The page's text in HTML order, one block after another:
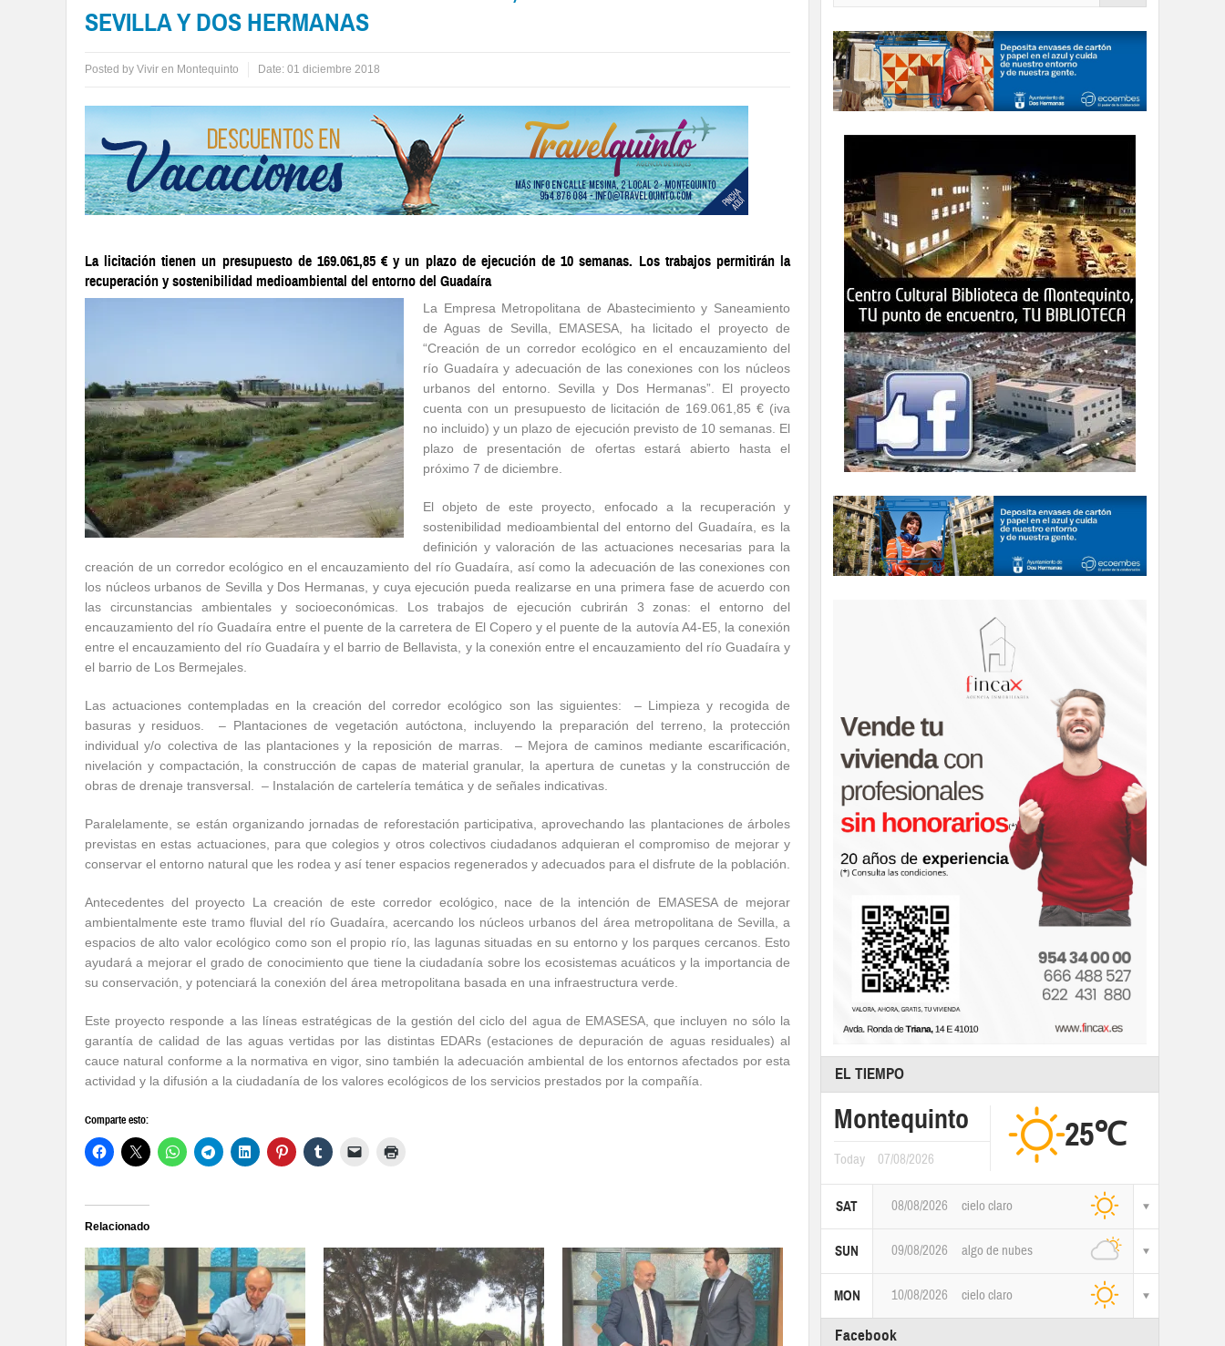
SEVILLA Y DOS HERMANAS
Posted by Vivir en Montequinto Date: 01 diciembre 2018
La licitación tienen un presupuesto de 169.061,85 € y un plazo de ejecución de 10 semanas. Los trabajos permitirán la
recuperación y sostenibilidad medioambiental del entorno del Guadaíra
La Empresa Metropolitana de Abastecimiento y Saneamiento
de Aguas de Sevilla, EMASESA, ha licitado el proyecto de
“Creación de un corredor ecológico en el encauzamiento del
río Guadaíra y adecuación de las conexiones con los núcleos
urbanos del entorno. Sevilla y Dos Hermanas”. El proyecto
cuenta con un presupuesto de licitación de 169.061,85 € (iva
no incluido) y un plazo de ejecución previsto de 10 semanas. El
plazo de presentación de ofertas estará abierto hasta el
próximo 7 de diciembre.
El objeto de este proyecto, enfocado a la recuperación y
sostenibilidad medioambiental del entorno del Guadaíra, es la
definición y valoración de las actuaciones necesarias para la
creación de un corredor ecológico en el encauzamiento del río Guadaíra, así como la adecuación de las conexiones con
los núcleos urbanos de Sevilla y Dos Hermanas, y cuya ejecución pueda realizarse en una primera fase de acuerdo con
las circunstancias ambientales y socioeconómicas. Los trabajos de ejecución cubrirán 3 zonas: el entorno del
encauzamiento del río Guadaíra entre el puente de la carretera de El Copero y el puente de la autovía A4-E5, la conexión
entre el encauzamiento del río Guadaíra y el barrio de Bellavista, y la conexión entre el encauzamiento del río Guadaíra y
el barrio de Los Bermejales.
Las actuaciones contempladas en la creación del corredor ecológico son las siguientes: – Limpieza y recogida de
basuras y residuos. – Plantaciones de vegetación autóctona, incluyendo la preparación del terreno, la protección
individual y/o colectiva de las plantaciones y la reposición de marras. – Mejora de caminos mediante escarificación,
nivelación y compactación, la construcción de capas de material granular, la apertura de cunetas y la construcción de
obras de drenaje transversal. – Instalación de cartelería temática y de señales indicativas.
Paralelamente, se están organizando jornadas de reforestación participativa, aprovechando las plantaciones de árboles
previstas en estas actuaciones, para que colegios y otros colectivos ciudadanos adquieran el compromiso de mejorar y
conservar el entorno natural que les rodea y así tener espacios regenerados y adecuados para el disfrute de la población.
Antecedentes del proyecto La creación de este corredor ecológico, nace de la intención de EMASESA de mejorar
ambientalmente este tramo fluvial del río Guadaíra, acercando los núcleos urbanos del área metropolitana de Sevilla, a
espacios de alto valor ecológico como son el propio río, las lagunas situadas en su entorno y los parques cercanos. Esto
ayudará a mejorar el grado de conocimiento que tiene la ciudadanía sobre los ecosistemas acuáticos y la importancia de
su conservación, y potenciará la conexión del área metropolitana basada en una infraestructura verde.
Este proyecto responde a las líneas estratégicas de la gestión del ciclo del agua de EMASESA, que incluyen no sólo la
garantía de calidad de las aguas vertidas por las distintas EDARs (estaciones de depuración de aguas residuales) al
cauce natural conforme a la normativa en vigor, sino también la adecuación ambiental de los entornos afectados por esta
actividad y la difusión a la ciudadanía de los valores ecológicos de los servicios prestados por la compañía.
Comparte esto:
Relacionado
EL TIEMPO
Montequinto
Today 07/08/2026
25℃
SAT 08/08/2026 cielo claro
SUN 09/08/2026 algo de nubes
MON 10/08/2026 cielo claro
Facebook